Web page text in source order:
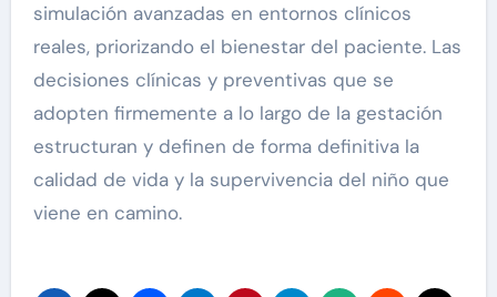
simulación avanzadas en entornos clínicos
reales, priorizando el bienestar del paciente. Las
decisiones clínicas y preventivas que se
adopten firmemente a lo largo de la gestación
estructuran y definen de forma definitiva la
calidad de vida y la supervivencia del niño que
viene en camino.